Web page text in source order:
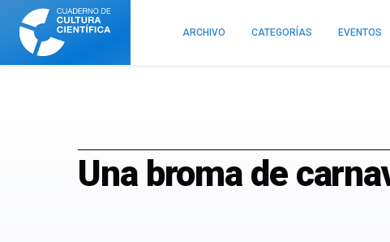
Cuaderno
Cultura
Científica
ARCHIVO CATEGORÍAS EVENTOS
Una broma de